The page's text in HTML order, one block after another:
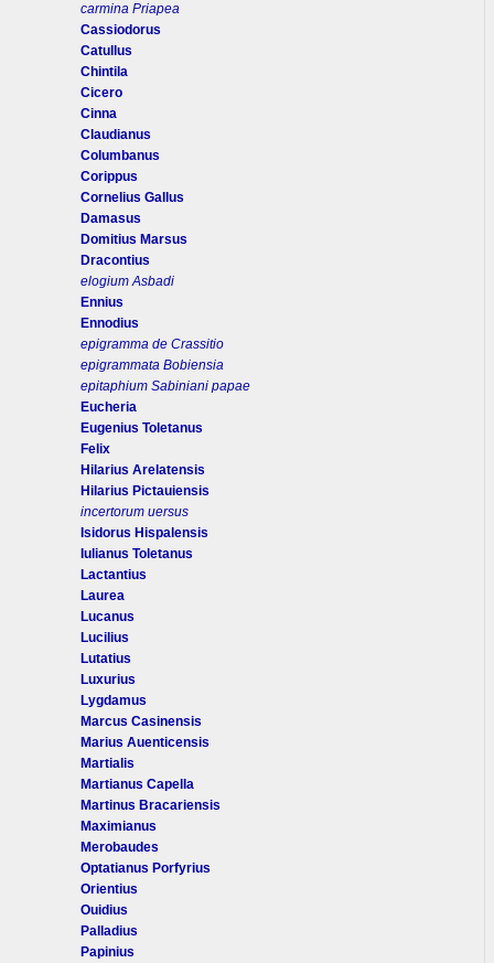
carmina Priapea
Cassiodorus
Catullus
Chintila
Cicero
Cinna
Claudianus
Columbanus
Corippus
Cornelius Gallus
Damasus
Domitius Marsus
Dracontius
elogium Asbadi
Ennius
Ennodius
epigramma de Crassitio
epigrammata Bobiensia
epitaphium Sabiniani papae
Eucheria
Eugenius Toletanus
Felix
Hilarius Arelatensis
Hilarius Pictauiensis
incertorum uersus
Isidorus Hispalensis
Iulianus Toletanus
Lactantius
Laurea
Lucanus
Lucilius
Lutatius
Luxurius
Lygdamus
Marcus Casinensis
Marius Auenticensis
Martialis
Martianus Capella
Martinus Bracariensis
Maximianus
Merobaudes
Optatianus Porfyrius
Orientius
Ouidius
Palladius
Papinius